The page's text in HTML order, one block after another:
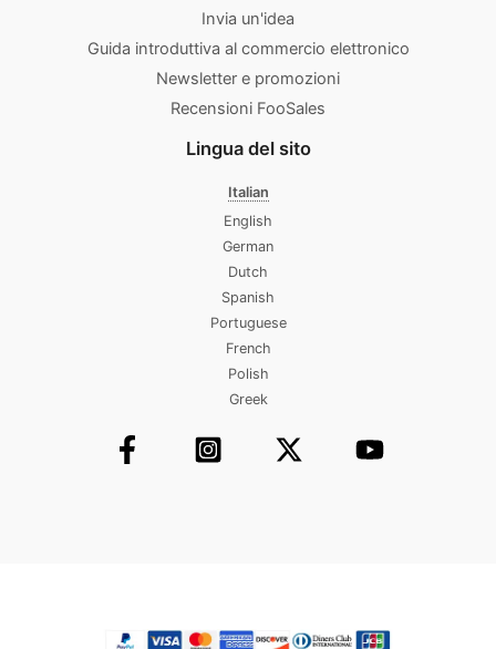
Invia un'idea
Guida introduttiva al commercio elettronico
Newsletter e promozioni
Recensioni FooSales
Lingua del sito
Italian
English
German
Dutch
Spanish
Portuguese
French
Polish
Greek